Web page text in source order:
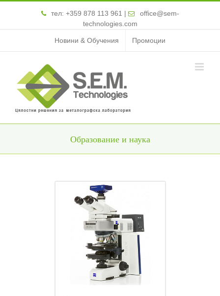
тел: +359 878 113 961 |
office@sem-
technologies.com
Новини & Обучения Промоции
Образование и наука